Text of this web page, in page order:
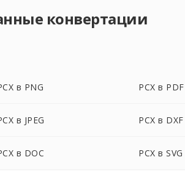
конвертации
в PNG PCX в PDF
в JPEG PCX в DXF
в DOC PCX в SVG